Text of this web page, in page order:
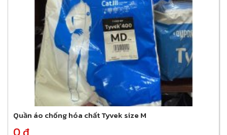
Quần áo chống hóa chất Tyvek size M